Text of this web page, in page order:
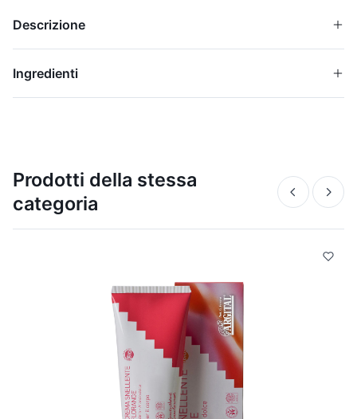
Descrizione
Ingredienti
Prodotti della stessa
categoria